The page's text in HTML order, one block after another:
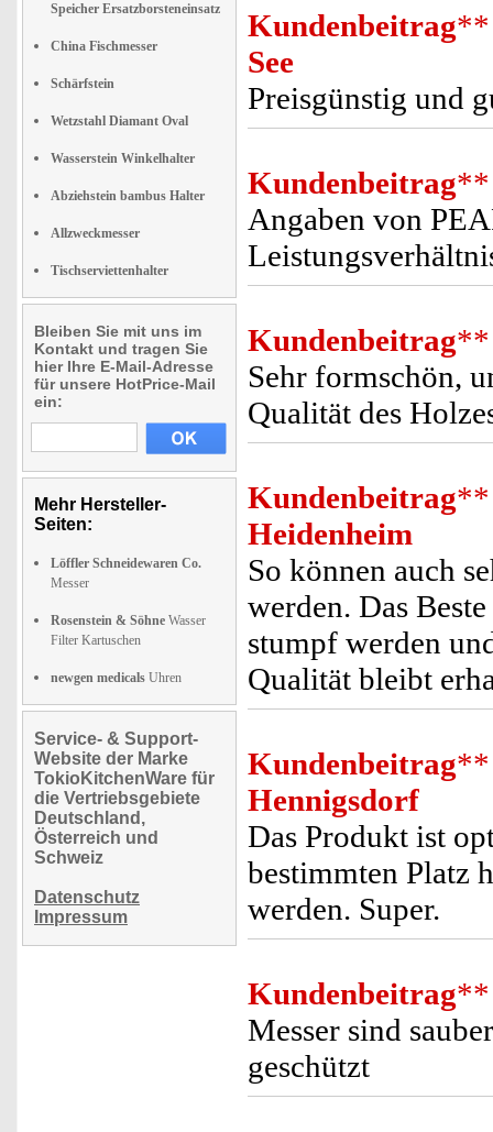
Speicher Ersatzborsteneinsatz
China Fischmesser
Schärfstein
Wetzstahl Diamant Oval
Wasserstein Winkelhalter
Abziehstein bambus Halter
Allzweckmesser
Tischserviettenhalter
Bleiben Sie mit uns im
Kontakt und tragen Sie
hier Ihre E-Mail-Adresse
für unsere HotPrice-Mail
ein:
Mehr Hersteller-
Seiten:
Löffler Schneidewaren Co.
Messer
Rosenstein & Söhne Wasser
Filter Kartuschen
newgen medicals Uhren
Service- & Support-
Website der Marke
TokioKitchenWare für
die Vertriebsgebiete
Deutschland,
Österreich und
Schweiz
Datenschutz
Impressum
Kundenbeitrag**
See
Preisgünstig und
Kundenbeitrag**
Angaben von
Kundenbeitrag**
Sehr formschön,
Qualität des
Kundenbeitrag**
Heidenheim
So können auch
werden. Das
stumpf werden
Qualität bleibt
Kundenbeitrag**
Hennigsdorf
Das Produkt ist
bestimmten Platz
werden. Super.
Kundenbeitrag**
Messer sind
geschützt